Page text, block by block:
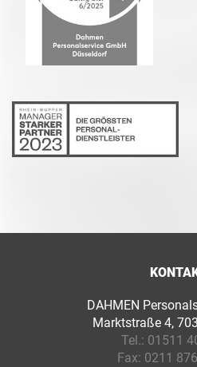
DAHMEN
Marktstraße 4,
Tel.: 01511
Fax: 0211